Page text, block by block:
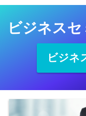
ビジネス
ビジネ